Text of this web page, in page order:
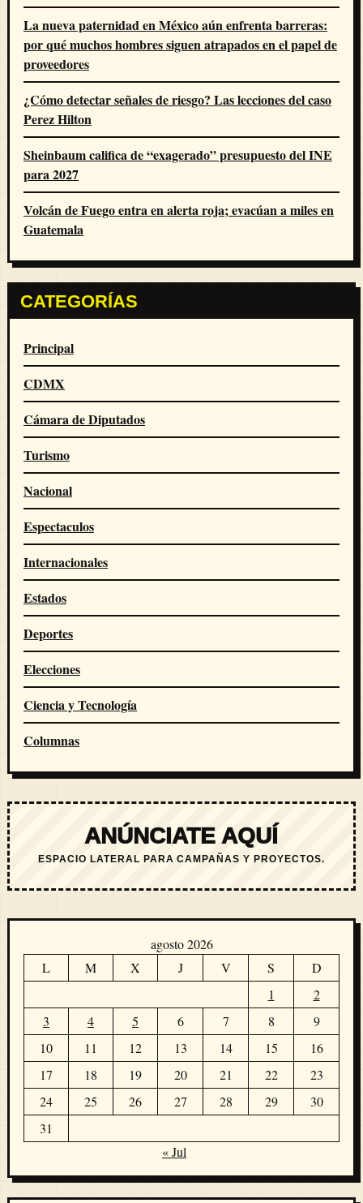
La nueva paternidad en México aún enfrenta barreras:
por qué muchos hombres siguen atrapados en el papel de
proveedores
¿Cómo detectar señales de riesgo? Las lecciones del caso
Perez Hilton
Sheinbaum califica de “exagerado” presupuesto del INE
para 2027
Volcán de Fuego entra en alerta roja; evacúan a miles en
Guatemala
CATEGORÍAS
Principal
CDMX
Cámara de Diputados
Turismo
Nacional
Espectaculos
Internacionales
Estados
Deportes
Elecciones
Ciencia y Tecnología
Columnas
ANÚNCIATE AQUÍ
ESPACIO LATERAL PARA CAMPAÑAS Y PROYECTOS.
agosto 2026
L
M X J V S
D
1
2
3
4 5 6 7 8
9
10
11 12 13 14 15
16
17
18 19 20 21 22
23
24
25 26 27 28 29
30
31
« Jul